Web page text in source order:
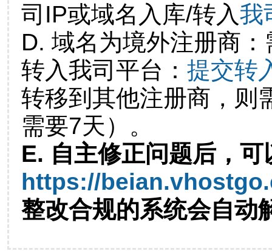
司IP或域名入库/转入我
D. 域名为境外注册商
转入我司平台： 提交转
转移到其他注册商，则
需要7天）。
E. 自主修正问题后，可
https://
整改合规的系统会自动